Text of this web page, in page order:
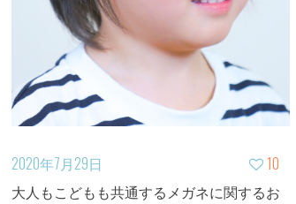
2020年7月29日
10
大人もこどもも共通するメガネに関するお